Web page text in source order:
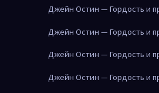
Джейн Остин — Гордость и
Джейн Остин — Гордость и
Джейн Остин — Гордость и
Джейн Остин — Гордость и